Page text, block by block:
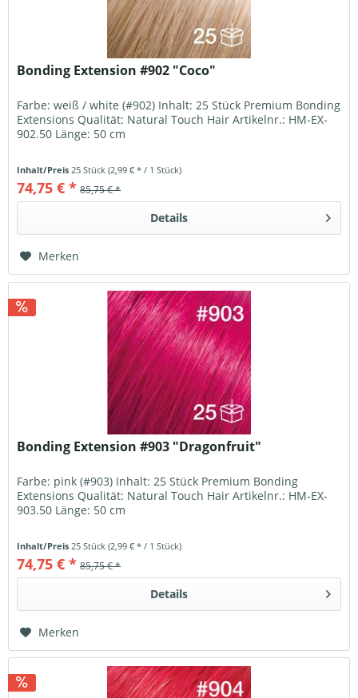
Bonding Extension #902 "Coco"
Farbe: weiß / white (#902) Inhalt: 25 Stück Premium Bonding
Extensions Qualität: Natural Touch Hair Artikelnr.: HM-EX-
902.50 Länge: 50 cm
Inhalt/Preis 25 Stück(2,99 € * / 1 Stück)
74,75 € * 85,75 € *
Details
Merken
Bonding Extension #903 "Dragonfruit"
Farbe: pink (#903) Inhalt: 25 Stück Premium Bonding
Extensions Qualität: Natural Touch Hair Artikelnr.: HM-EX-
903.50 Länge: 50 cm
Inhalt/Preis 25 Stück(2,99 € * / 1 Stück)
74,75 € * 85,75 € *
Details
Merken